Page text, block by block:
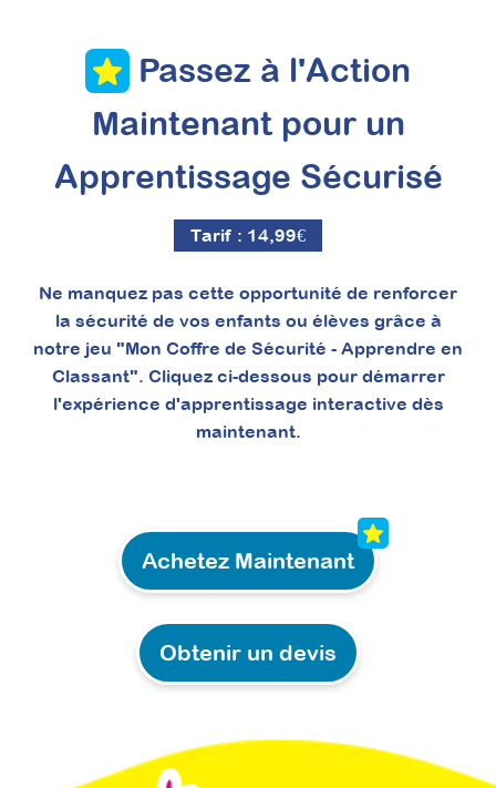
Passez à l'Action
Maintenant pour un
Apprentissage Sécurisé
Tarif : 14,99€
Ne manquez pas cette opportunité de renforcer
la sécurité de vos enfants ou élèves grâce à
notre jeu "Mon Coffre de Sécurité - Apprendre en
Classant". Cliquez ci-dessous pour démarrer
l'expérience d'apprentissage interactive dès
maintenant.
Achetez Maintenant
Obtenir un devis